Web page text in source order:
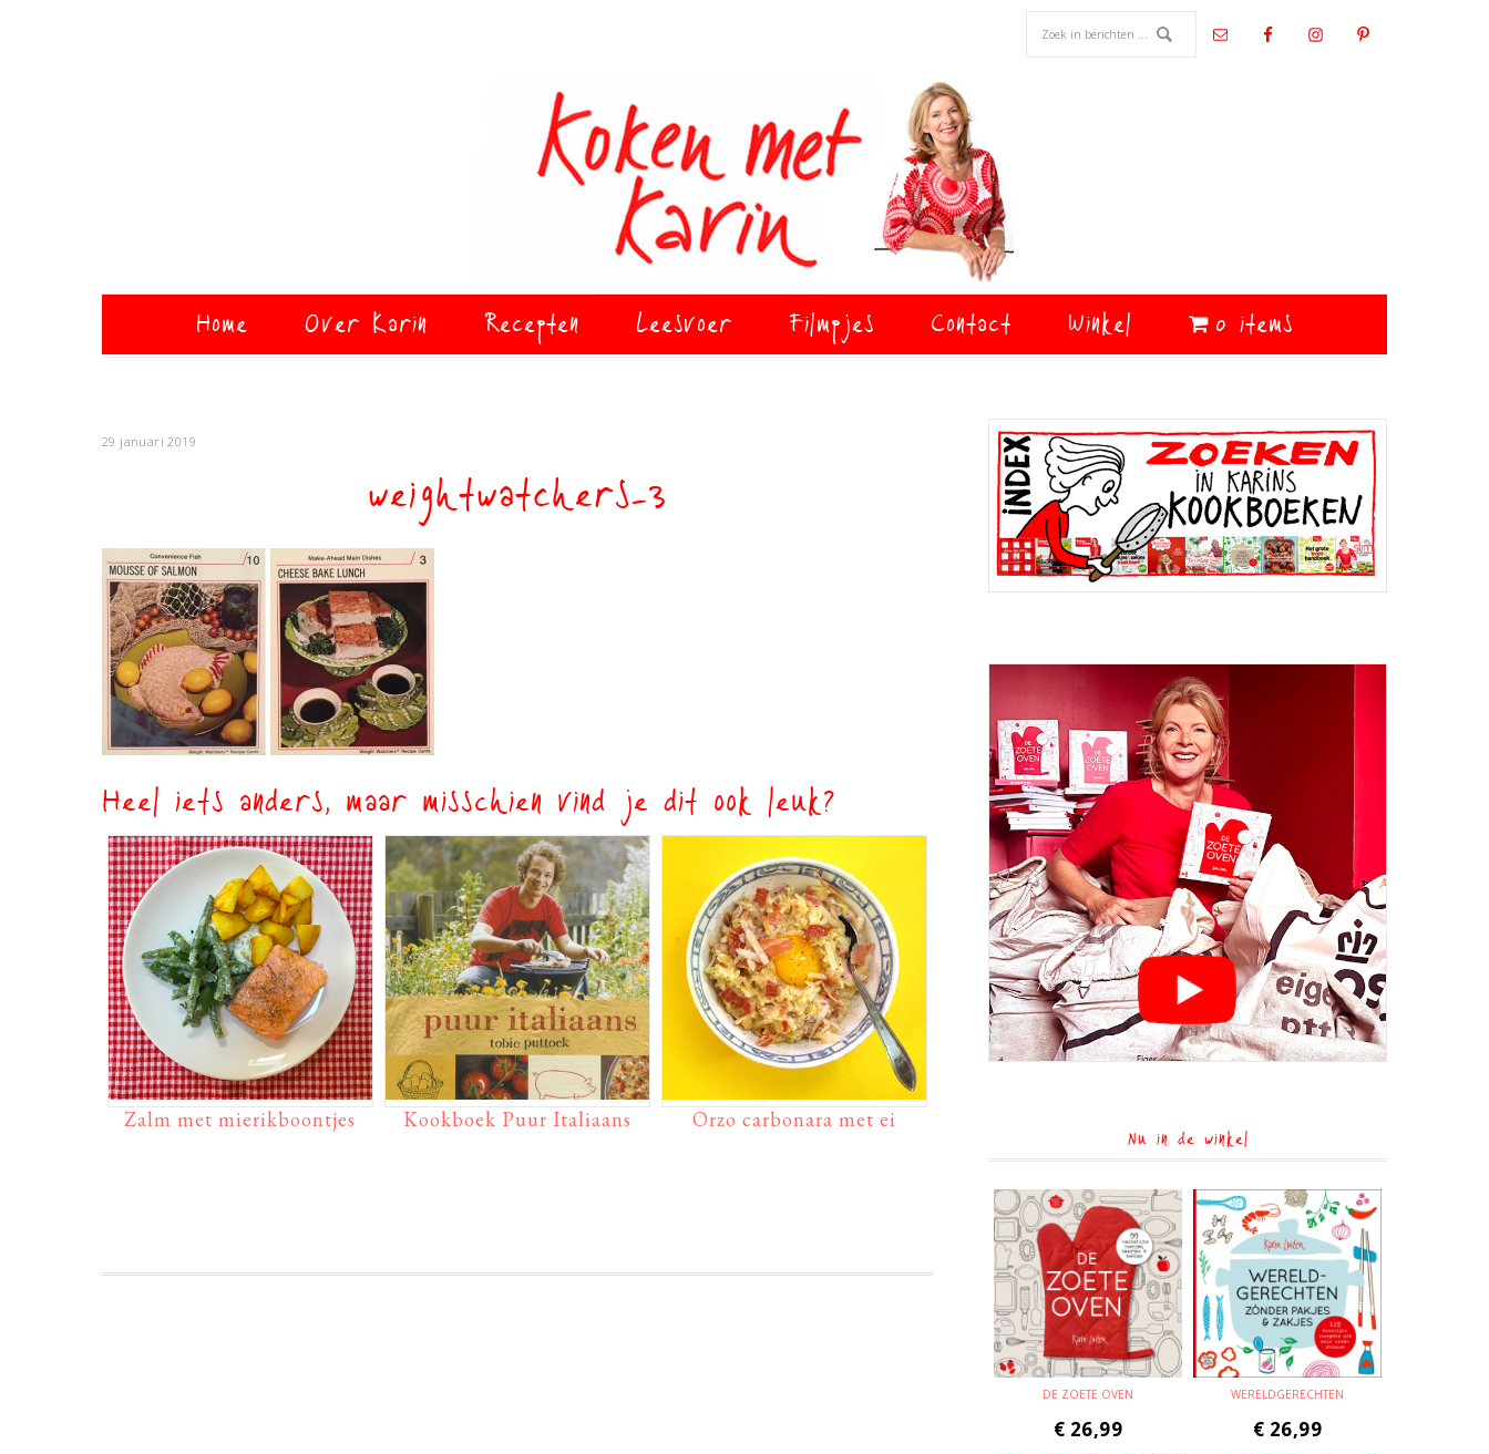
Home Over Karin Recepten Leesvoer Filmpjes Contact Winkel 0 items
29 januari 2019
weightwatchers-3
Heel iets anders, maar misschien vind je dit ook leuk?
Zalm met mierikboontjes Kookboek Puur Italiaans Orzo carbonara met ei
Primaire
Sidebar
Nu in de winkel
DE ZOETE OVEN
€ 26,99
WERELDGERECHTEN
€ 26,99